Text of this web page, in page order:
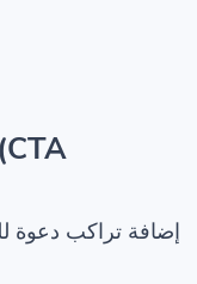
إضافة تراكب دعوة